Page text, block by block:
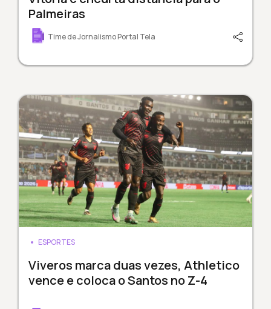
Palmeiras
Time de Jornalismo Portal Tela
ESPORTES
Viveros marca duas vezes, Athletico
vence e coloca o Santos no Z-4